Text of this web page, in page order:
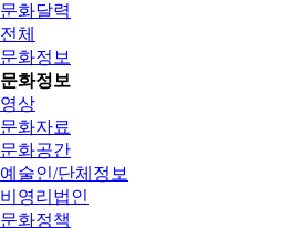
문화달력
전체
문화정보
문화정보
영상
문화자료
문화공간
예술인/단체정보
비영리법인
문화정책